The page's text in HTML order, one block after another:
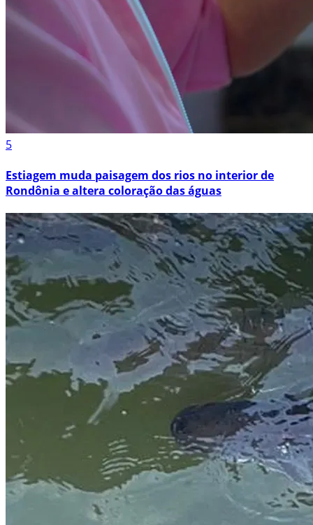
5
Estiagem muda paisagem dos rios no interior de
Rondônia e altera coloração das águas